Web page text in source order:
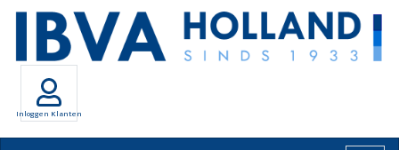
Inloggen Klanten